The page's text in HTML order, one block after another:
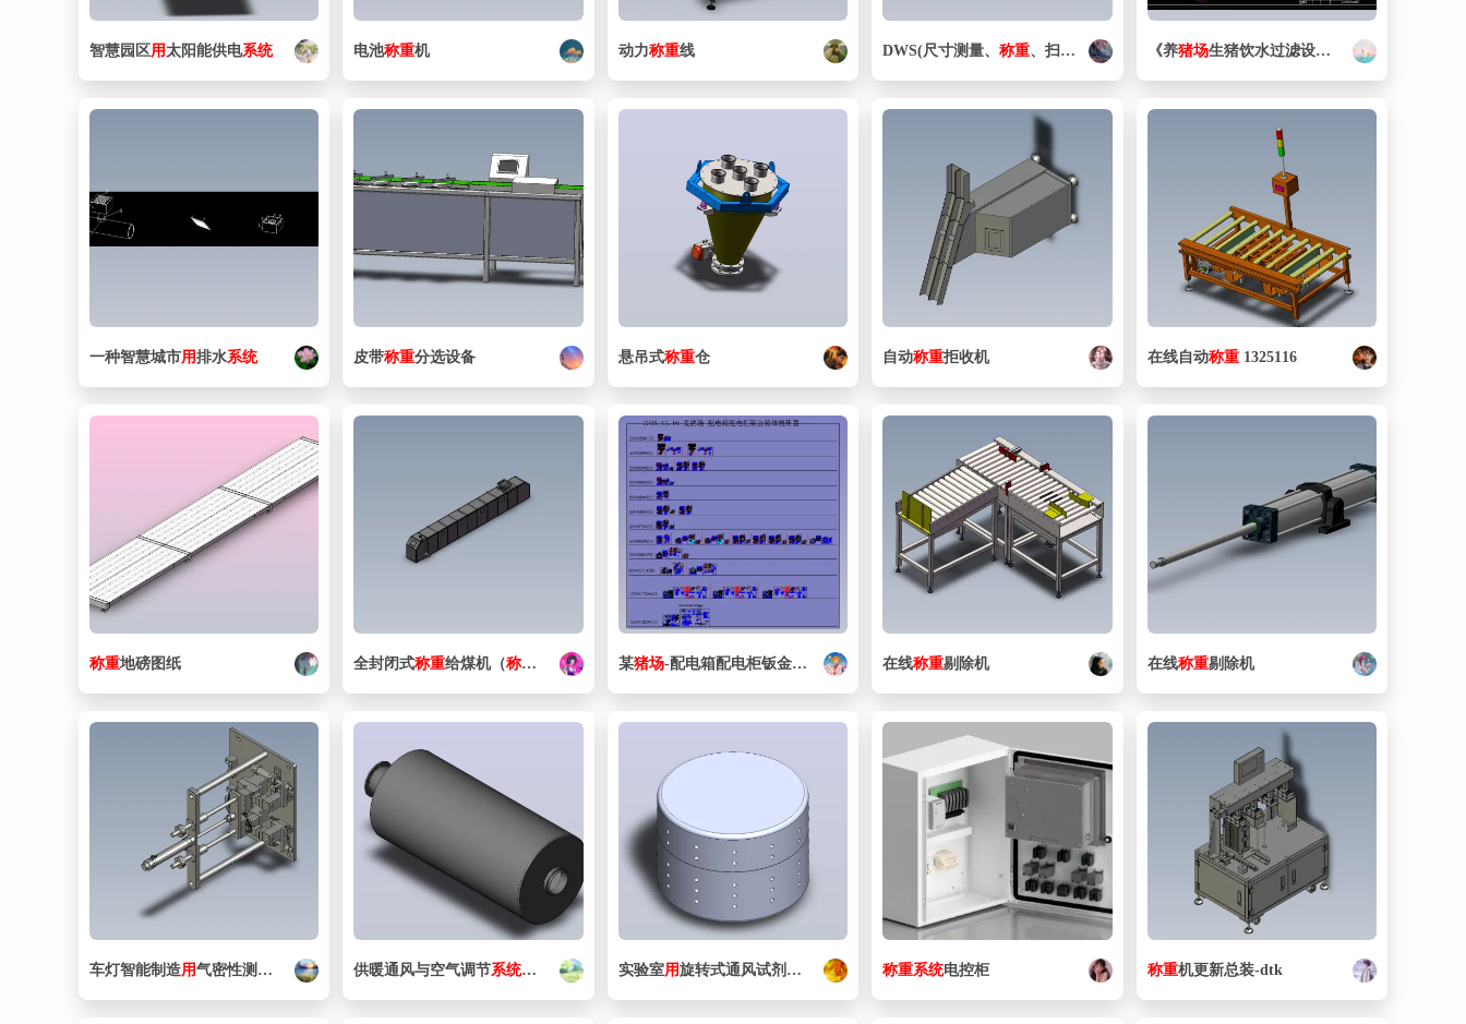
智慧园区用太阳能供电系统 电池称重机 动力称重线 DWS(尺寸测量、称重、扫描 系统）一体化设备 sw21
《养猪场生猪饮水过滤设备平面布置图》
一种智慧城市用排水系统 皮带称重分选设备 悬吊式称重仓 自动称重拒收机 在线自动称重1325116
称重地磅图纸 全封闭式称重给煤机（称重 式皮带机） 某猪场-配电箱配电柜钣金箱体展开图 在线称重剔除机 在线称重剔除机
车灯智能制造用气密性测试 系统及装置 供暖通风与空气调节系统用 消音器 实验室用旋转式通风试剂储藏 系统 称重系统电控柜 称重机更新总装-dtk